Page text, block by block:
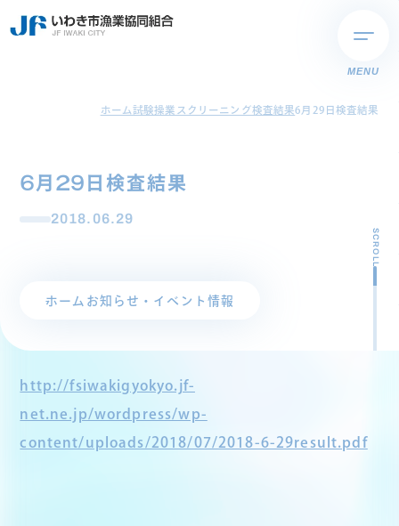
MENU
ホーム試験操業スクリーニング検査結果6月29日検査結果
6月29日検査結果
2018.06.29
ホーム お知らせ・イベント情報
SCROLL
http://fsiwakigyokyo.jf-
net.ne.jp/wordpress/wp-
content/uploads/2018/07/2018-6-29result.pdf